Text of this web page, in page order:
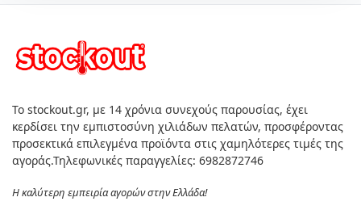
Το stockout.gr, με 14 χρόνια συνεχούς παρουσίας, έχει
κερδίσει την εμπιστοσύνη χιλιάδων πελατών, προσφέροντας
προσεκτικά επιλεγμένα προϊόντα στις χαμηλότερες τιμές της
αγοράς.Τηλεφωνικές παραγγελίες: 6982872746
Η καλύτερη εμπειρία αγορών στην Ελλάδα!